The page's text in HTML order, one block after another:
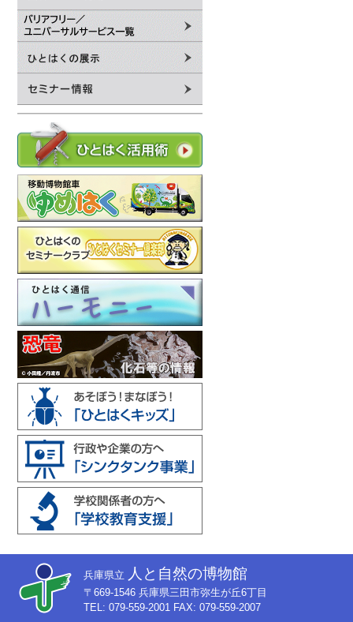
兵庫県立 人と自然の博物館
〒669-1546 兵庫県三田市弥生が丘6丁目
TEL: 079-559-2001 FAX: 079-559-2007